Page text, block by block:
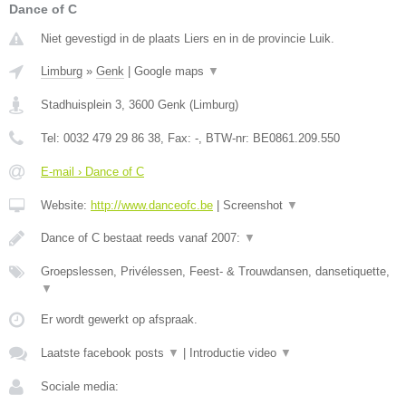
Dance of C
Niet gevestigd in de plaats Liers en in de provincie Luik.
Limburg » Genk | Google maps ▼
Stadhuisplein 3 3600 Genk (Limburg)
Tel: 0032 479 29 86 38 , Fax: - , BTW-nr: BE0861.209.550
E-mail › Dance of C
Website: http://www.danceofc.be | Screenshot ▼
Dance of C bestaat reeds vanaf 2007: ▼
Groepslessen, Privélessen, Feest- & Trouwdansen, dansetiquette,
▼
Er wordt gewerkt op afspraak.
Laatste facebook posts ▼ | Introductie video ▼
Sociale media: